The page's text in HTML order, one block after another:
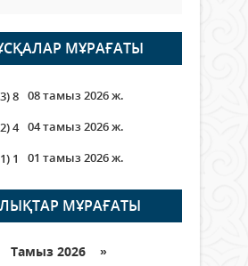
облысы
20
көрерменнің
қамтамасыз етті
ж.
АРҚЫЛЫ ҚАЛАЙ
ж. 278
МҰРАҒАТЫ
8 08 тамыз 2026 ж.
4 04 тамыз 2026 ж.
1
01 тамыз 2026 ж.
МҰРАҒАТЫ
Тамыз 2026 »